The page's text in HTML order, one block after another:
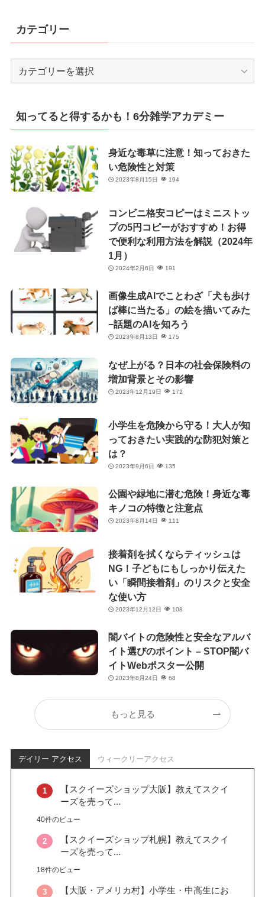
カテゴリー
リ
ー
知ってると得するかも！6分雑学アカデミー
身近な毒草に注意！知っておきた
い危険性と対策
2023年8月15日 194
コンビニ格安コピーはミニストッ
プの5円コピーがおすすめ！お得
で便利な利用方法を解説（2024年
1月）
2024年2月6日 191
画像生成AIでことわざ「犬も歩け
ば棒に当たる」の絵を描いてみた
−話題のAIを知ろう
2023年8月13日 175
なぜ上がる？日本の社会保険料の
増加背景とその影響
2023年12月19日 172
小学生を危険から守る！大人が知
っておきたい実践的な防犯対策と
は？
2023年9月6日 135
公園や緑地に潜む危険！身近な毒
キノコの特徴と注意点
2023年8月14日 111
接着剤を拭くならティッシュは
NG！子どもにもしっかり伝えた
い「瞬間接着剤」のリスクと安全
な使い方
2023年12月12日 108
闇バイトの危険性と安全なアルバ
イト選びのポイント – STOP闇バ
イトWebポスター公開
2023年8月24日 68
もっと見る
デイリー アクセス ウィークリーアクセス
【スクイーズショップ大阪】教えてスクイ
ーズを売って...
40件のビュー
【スクイーズショップ札幌】教えてスクイ
ーズを売って...
18件のビュー
【大阪・アメリカ村】小学生・中高生にお